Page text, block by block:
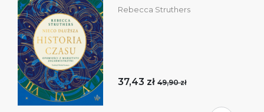
Rebecca Struthers
37,43 zł 49,90 zł